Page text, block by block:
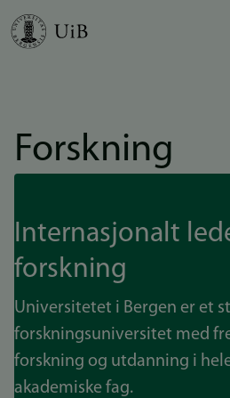
Hopp
Forskning
Internasjonalt
forskning
Universitetet i Bergen er et
forskningsuniversitet med
forskning og utdanning i
akademiske fag.